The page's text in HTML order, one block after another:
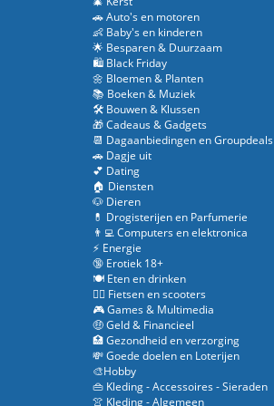
🚗 Auto's en motoren
👶 Baby's en kinderen
🌟 Besparen & Duurzaam
🛍️ Black Friday
🌼 Bloemen & Planten
📚 Boeken & Muziek
🛠️ Bouwen & Klussen
🎁 Cadeaus & Gadgets
📆 Dagaanbiedingen en Groupdeals
🚗 Dagje uit
💕 Dating
🏠 Diensten
🐶 Dieren
💊 Drogisterijen en Parfumerie
👨‍💻 Computers en elektronica
⚡ Energie
🔞 Erotiek 18+
🍽️ Eten en drinken
🚴‍♂️ Fietsen en scooters
🎮 Games & Multimedia
🤑 Geld & Financieel
🏥 Gezondheid en verzorging
💸 Goede doelen en Loterijen
🎨Hobby
👜 Kleding - Accessoires - Sieraden
👚 Kleding - Algemeen